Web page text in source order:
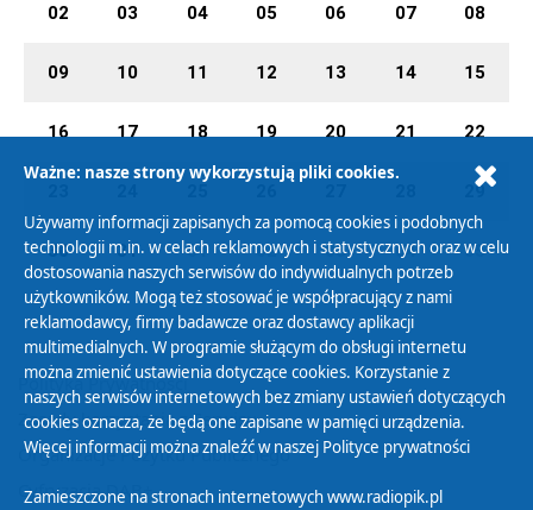
02 03 04 05 06 07 08
09 10 11 12 13 14 15
16 17 18 19 20 21 22
29
30 31 01 02 03 04 05
Polityka Prywatności
Zasady korzystania z Serwisu
Organizacje Pożytku Publicznego
Cyfryzacja DAB+
Ważne: nasze strony wykorzystują pliki cookies.
Używamy informacji zapisanych za pomocą cookies i podobnych
technologii m.in. w celach reklamowych i statystycznych oraz w celu
dostosowania naszych serwisów do indywidualnych potrzeb
użytkowników. Mogą też stosować je współpracujący z nami
reklamodawcy, firmy badawcze oraz dostawcy aplikacji
multimedialnych. W programie służącym do obsługi internetu
można zmienić ustawienia dotyczące cookies. Korzystanie z
naszych serwisów internetowych bez zmiany ustawień dotyczących
cookies oznacza, że będą one zapisane w pamięci urządzenia.
Więcej informacji można znaleźć w naszej Polityce prywatności
Zamieszczone na stronach internetowych www.radiopik.pl